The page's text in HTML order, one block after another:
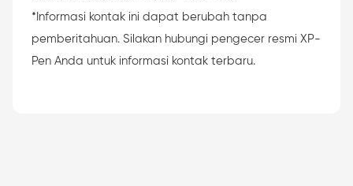
*Informasi kontak ini dapat berubah tanpa
pemberitahuan. Silakan hubungi pengecer resmi XP-
Pen Anda untuk informasi kontak terbaru.